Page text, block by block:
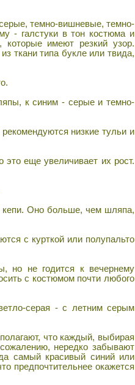
темно-вишневые, темно-
- галстуки в тон костюма и
которые имеют резкий узор.
ткани типа букле или твида,
к синим - серые и темно-
низкие тульи и
еще увеличивает их рост.
кепи. Оно больше, чем шляпа,
с курткой или полупальто
но не годится к вечернему
с костюмом почти любого
серая - с летним серым
что каждый, выбирая
нередко забывают
самый красивый синий или
предпочтительнее окажется